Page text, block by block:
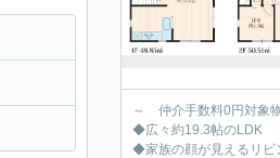
～ 仲介手数料0円対象
◆広々約19.3帖のLDK
◆家族の顔が見えるリビ